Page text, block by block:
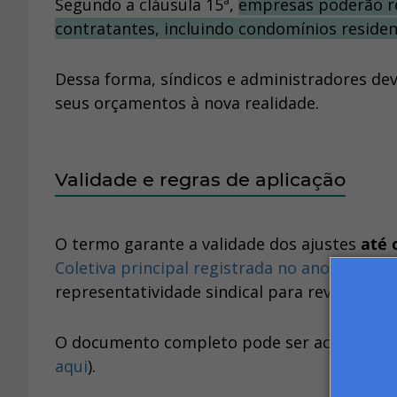
Segundo a cláusula 15ª, empresas poderão
contratantes, incluindo condomínios
Dessa forma, síndicos e administradores
seus orçamentos à nova realidade.
Validade e regras de aplicação
O termo garante a validade dos ajustes até
Coletiva principal registrada no ano anterior
representatividade sindical para revisar ou
O documento completo pode ser acessado
aqui).